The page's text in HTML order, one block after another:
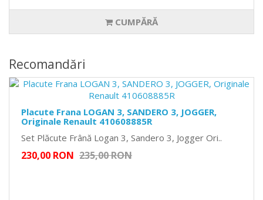
CUMPĂRĂ
Recomandări
Placute Frana LOGAN 3, SANDERO 3, JOGGER,
Originale Renault 410608885R
Set Plăcute Frână Logan 3, Sandero 3, Jogger Ori..
230,00 RON 235,00 RON